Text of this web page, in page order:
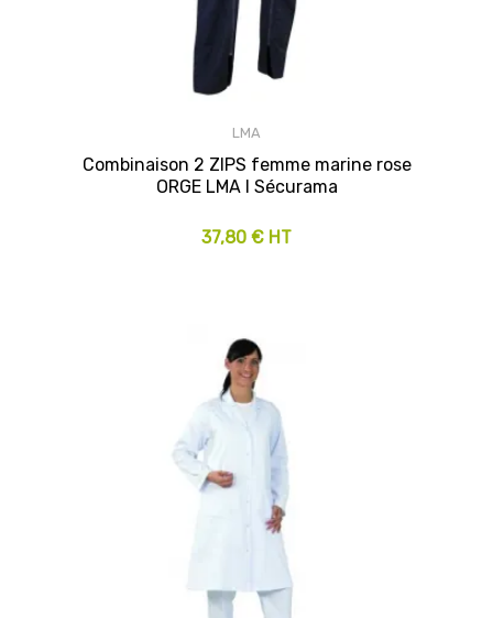
LMA
Combinaison 2 ZIPS femme marine rose
ORGE LMA I Sécurama
37,80 € HT